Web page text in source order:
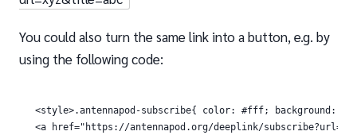
You could also turn the same link into a button, e.g. by
using the following code:
<style>.antennapod-subscribe{ color: #fff; background: